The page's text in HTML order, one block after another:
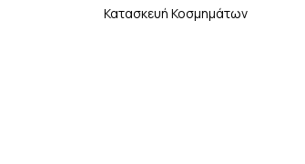
Κατασκευή Κοσμημάτων